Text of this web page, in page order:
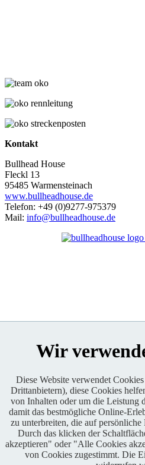
Kontakt
Bullhead House
Fleckl 13
95485 Warmensteinach
www.bullheadhouse.de
Telefon: +49 (0)9277-975379
Mail: info@bullheadhouse.de
Rennleiter
Chris Decher
www.christian-decher.de
Wir
Diese Website verwendet
Drittanbietern), diese Cookies
von Inhalten oder um die Leistung
damit das bestmögliche Online-
zu unterbreiten, die auf persönliche
Durch das klicken der
akzeptieren" oder "Alle Cookies
von Cookies zugestimmt. Die